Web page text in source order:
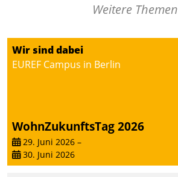
SAP-Systemlandschaft
deutscher
Wohnungsunternehmen
Dienstleisterauftrag.
Weitere Themen
Wir sind dabei
EUREF Campus in Berlin
WohnZukunftsTag 2026
29. Juni 2026 –
30. Juni 2026